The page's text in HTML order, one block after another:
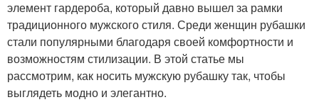
элемент гардероба, который давно вышел за рамки
традиционного мужского стиля. Среди женщин рубашки
стали популярными благодаря своей комфортности и
возможностям стилизации. В этой статье мы
рассмотрим, как носить мужскую рубашку так, чтобы
выглядеть модно и элегантно.